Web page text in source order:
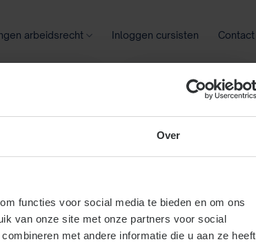
Over
functies voor social media te bieden en om ons
van onze site met onze partners voor social
met andere informatie die u aan ze heeft
arbeidsrecht Inloggen cursisten Contact
Zoeken